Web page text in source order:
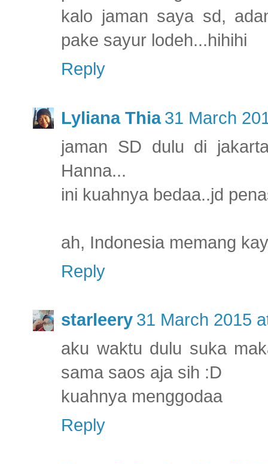
kalo jaman saya sd,
pake sayur lodeh...hihihi
Reply
Lyliana Thia 31 March
jaman SD dulu di
Hanna...
ini kuahnya bedaa..jd
ah, Indonesia memang
Reply
starleery 31 March 2015
aku waktu dulu suka
sama saos aja sih :D
kuahnya menggodaa
Reply